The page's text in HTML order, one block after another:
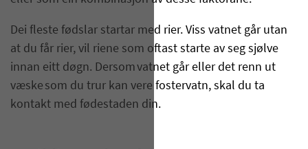
Dei fleste fødslar startar med rier. Viss vatnet går utan
at du får rier, vil riene som oftast starte av seg sjølve
innan eitt døgn. Dersom vatnet går eller det renn ut
væske som du trur kan vere fostervatn, skal du ta
kontakt med fødestaden din.